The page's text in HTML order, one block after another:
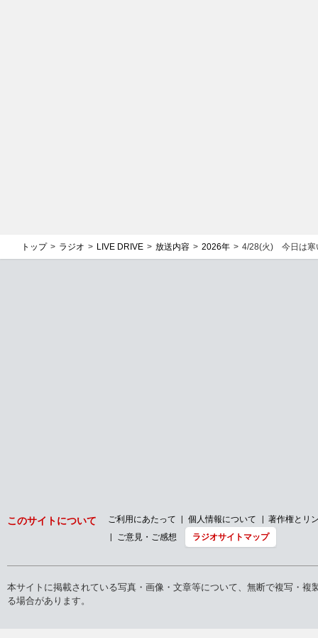
トップ ラジオ LIVE DRIVE 放送内容 2026年 4/28(火) 今日は寒
このサイトについて ご利用にあたって 個人情報について
著作権とリ
ご意見・ご感想
ラジオサイトマップ
本サイトに掲載されている写真・画像・文章等について、無断で複写・
る場合があります。